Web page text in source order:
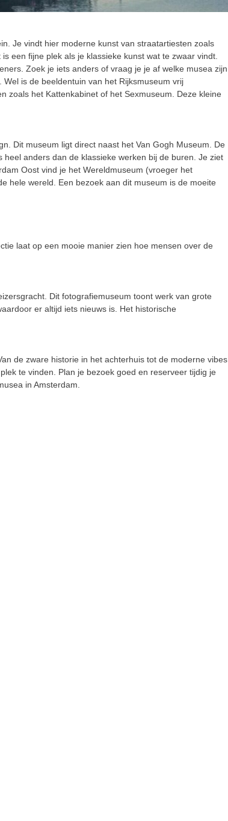
Je vindt hier moderne kunst van straatartiesten zoals
een fijne plek als je klassieke kunst wat te zwaar vindt.
Zoek je iets anders of vraag je je af welke musea zijn
is de beeldentuin van het Rijksmuseum vrij
zoals het Kattenkabinet of het Sexmuseum. Deze kleine
Dit museum ligt direct naast het Van Gogh Museum. De
anders dan de klassieke werken bij de buren. Je ziet
Oost vind je het Wereldmuseum (vroeger het
hele wereld. Een bezoek aan dit museum is de moeite
laat op een mooie manier zien hoe mensen over de
Dit fotografiemuseum toont werk van grote
er altijd iets nieuws is. Het historische
de zware historie in het achterhuis tot de moderne vibes
te vinden. Plan je bezoek goed en reserveer tijdig je
in Amsterdam.